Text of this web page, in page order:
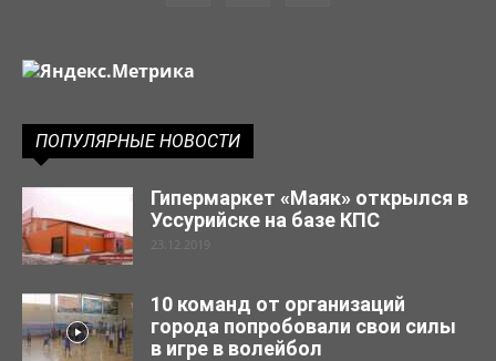
ПОПУЛЯРНЫЕ НОВОСТИ
Гипермаркет «Маяк» открылся в
Уссурийске на базе КПС
23.12.2019
10 команд от организаций
города попробовали свои силы
в игре в волейбол